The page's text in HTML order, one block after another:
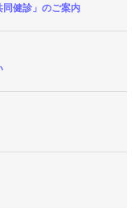
健診」のご案内